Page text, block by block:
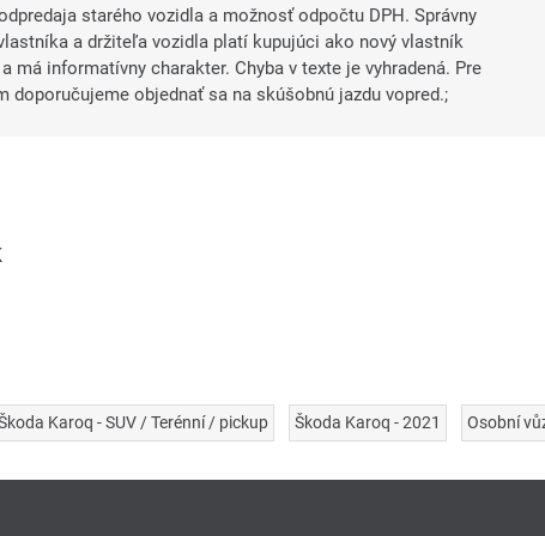
starého vozidla a možnosť odpočtu DPH. Správny
a držiteľa vozidla platí kupujúci ako nový vlastník
má informatívny charakter. Chyba v texte je vyhradená. Pre
objednať sa na skúšobnú jazdu vopred.;
Karoq - SUV / Terénní / pickup Škoda Karoq - 2021 Osobní